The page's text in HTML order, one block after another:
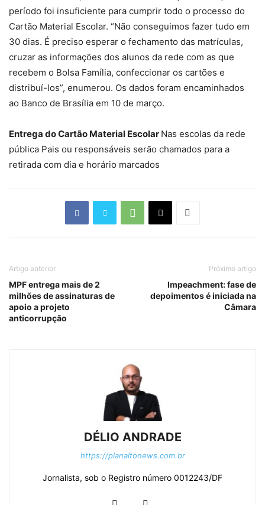
período foi insuficiente para cumprir todo o processo do
Cartão Material Escolar. “Não conseguimos fazer tudo em
30 dias. É preciso esperar o fechamento das matrículas,
cruzar as informações dos alunos da rede com as que
recebem o Bolsa Família, confeccionar os cartões e
distribuí-los”, enumerou. Os dados foram encaminhados
ao Banco de Brasília em 10 de março.
Entrega do Cartão Material Escolar Nas escolas da rede
pública Pais ou responsáveis serão chamados para a
retirada com dia e horário marcados
Artigo anterior
MPF entrega mais de 2
milhões de assinaturas de
apoio a projeto
anticorrupção
Próximo artigo
Impeachment: fase de
depoimentos é iniciada na
Câmara
DÉLIO ANDRADE
https://planaltonews.com.br
Jornalista, sob o Registro número 0012243/DF